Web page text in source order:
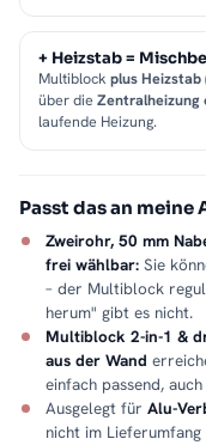
+ Heizstab =
Multiblock plus Heizstab
über die Zentralheizung
laufende Heizung.
Passt das an meine
Zweirohr, 50 mm
frei wählbar: Sie
– der Multiblock
herum" gibt es nicht.
Multiblock 2-in-1 &
aus der Wand
einfach passend,
Ausgelegt für Alu-
nicht im